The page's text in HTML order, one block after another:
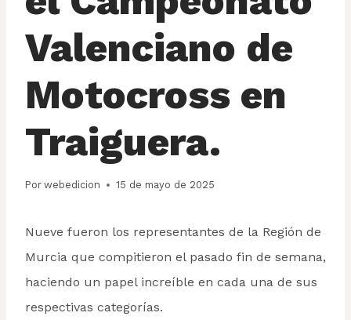
Valenciano de
Motocross en
Traiguera.
Por webedicion 15 de mayo de 2025
Nueve fueron los representantes de la Región de
Murcia que compitieron el pasado fin de semana,
haciendo un papel increíble en cada una de sus
respectivas categorías.